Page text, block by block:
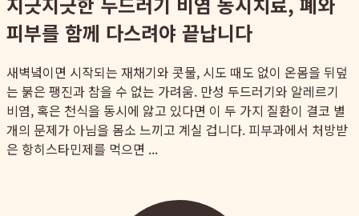
피부를 함께 다스려야 끝납니다
새벽녘이면 시작되는 재채기와 콧물, 시도 때도 없이 온몸을 뒤덮
는 붉은 팽진과 참을 수 없는 가려움. 만성 두드러기와 알레르기
비염, 혹은 천식을 동시에 앓고 있다면 이 두 가지 질환이 결코 별
개의 문제가 아님을 몸소 느끼고 계실 겁니다. 피부과에서 처방받
은 항히스타민제를 먹으면 ...